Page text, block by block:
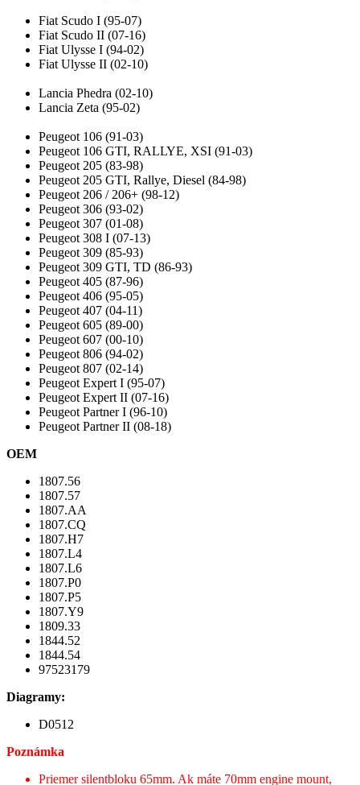
Fiat Scudo I (95-07)
Fiat Scudo II (07-16)
Fiat Ulysse I (94-02)
Fiat Ulysse II (02-10)
Lancia Phedra (02-10)
Lancia Zeta (95-02)
Peugeot 106 (91-03)
Peugeot 106 GTI, RALLYE, XSI (91-03)
Peugeot 205 (83-98)
Peugeot 205 GTI, Rallye, Diesel (84-98)
Peugeot 206 / 206+ (98-12)
Peugeot 306 (93-02)
Peugeot 307 (01-08)
Peugeot 308 I (07-13)
Peugeot 309 (85-93)
Peugeot 309 GTI, TD (86-93)
Peugeot 405 (87-96)
Peugeot 406 (95-05)
Peugeot 407 (04-11)
Peugeot 605 (89-00)
Peugeot 607 (00-10)
Peugeot 806 (94-02)
Peugeot 807 (02-14)
Peugeot Expert I (95-07)
Peugeot Expert II (07-16)
Peugeot Partner I (96-10)
Peugeot Partner II (08-18)
OEM
1807.56
1807.57
1807.AA
1807.CQ
1807.H7
1807.L4
1807.L6
1807.P0
1807.P5
1807.Y9
1809.33
1844.52
1844.54
97523179
Diagramy:
D0512
Poznámka
Priemer silentbloku 65mm. Ak máte 70mm engine mount,